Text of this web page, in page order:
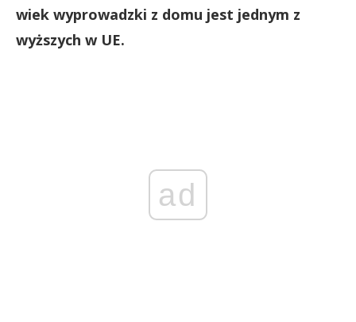
wiek wyprowadzki z domu jest jednym z
wyższych w UE.
ad